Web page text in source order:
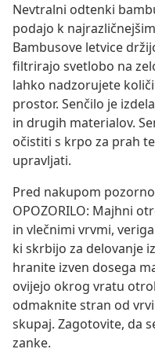
Nevtralni odtenki
podajo k
Bambusove letvice
filtrirajo svetlobo na
lahko nadzorujete
prostor. Senčilo je
in drugih materialov.
očistiti s krpo za prah
upravljati.
Pred nakupom
OPOZORILO: Majhni
in vlečnimi vrvmi,
ki skrbijo za delovanje
hranite izven dosega
ovijejo okrog vratu
odmaknite stran od
skupaj. Zagotovite, da
zanke.